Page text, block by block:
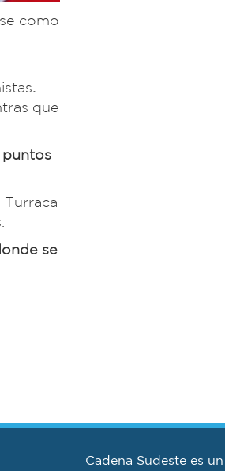
como
.
que
puntos
se
Cadena Sudeste es